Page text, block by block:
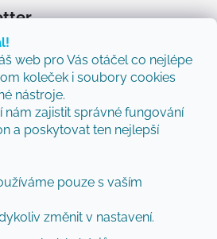
web pro Vás otáčel co nejlépe
koleček i soubory cookies
nástroje.
nám zajistit správné fungování
a poskytovat ten nejlepší
pouze s vaším
změnit v nastavení.
vám budeme zasílat informace
našem e-shopu.
Vám budeme zasílat ty nejlepší
spodmínkami